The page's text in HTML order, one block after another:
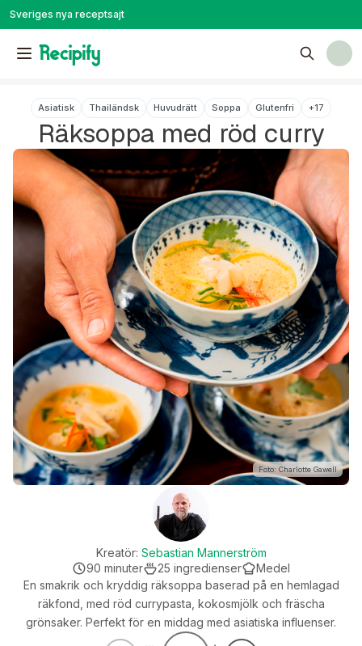
Sveriges nya receptsajt
Asiatisk Thailändsk Huvudrätt Soppa Glutenfri +17
Räksoppa med röd curry
Kreatör: Sebastian Mannerström
90 minuter 25 ingredienser
Medel
En smakrik och kryddig räksoppa baserad på en hemlagad
räkfond, med röd currypasta, kokosmjölk och fräscha
grönsaker. Perfekt för en middag med asiatiska influenser.
Foto: Charlotte Gawell